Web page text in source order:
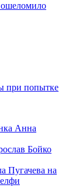
при попытке
Анна
Бойко
Пугачева на